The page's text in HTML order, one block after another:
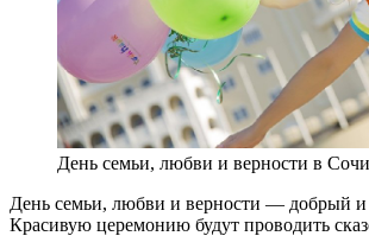
День семьи, любви и верности в
День семьи, любви и верности — добрый и
Красивую церемонию будут проводить